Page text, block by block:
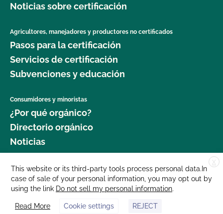
Noticias sobre certificación
Agricultores, manejadores y productores no certificados
Pasos para la certificación
Servicios de certificación
Subvenciones y educación
Consumidores y minoristas
¿Por qué orgánico?
Directorio orgánico
Noticias
Donar
Carreras profesionales
Sala de prensa
Contáctenos
X
This website or its third-party tools process personal data.In
case of sale of your personal information, you may opt out by
using the link Do not sell my personal information.
Read More Cookie settings REJECT